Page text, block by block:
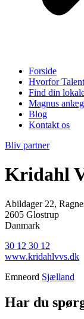
Forside
Hvorfor
Find din
Magnus anlæg
Blog
Kontakt os
Bliv partner
Kridahl
Abildager 22,
2605 Glostrup
Danmark
30 12 30 12
www.kridahlvvs.dk
Emneord Sjælland
Har du